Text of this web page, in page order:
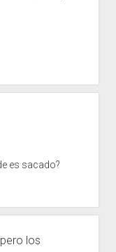
es sacado?
los